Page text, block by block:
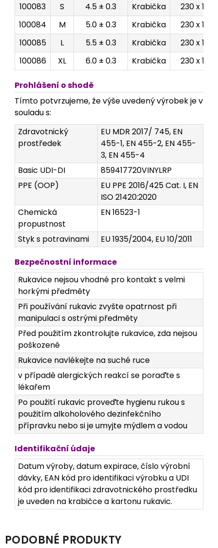
100083
S 4.5 ± 0.3 Krabička
230 x 125
100084
M 5.0 ± 0.3 Krabička
230 x 125
100085
L 5.5 ± 0.3 Krabička
230 x 125
100086
XL 6.0 ± 0.3 Krabička 230 x 125
Prohlášení o shodě
Tímto potvrzujeme, že výše uvedený výrobek je v
souladu s:
Zdravotnický
prostředek
EU MDR 2017/ 745, EN
455-1, EN 455-2, EN 455-
3, EN 455-4
Basic UDI-DI
859417720VINYLRP
PPE (OOP)
EU PPE 2016/425 Cat. I, EN
ISO 21420:2020
Chemická
propustnost
EN 16523-1
Styk s potravinami EU 1935/2004, EU 10/2011
Bezpečnostní informace
Rukavice nejsou vhodné pro kontakt s velmi
horkými předměty
Při používání rukavic zvyšte opatrnost při
manipulaci s ostrými předměty
Před použitím zkontrolujte rukavice, zda nejsou
poškozené
Rukavice navlékejte na suché ruce
v případě alergických reakcí se poraďte s
lékařem
Po použití rukavic proveďte hygienu rukou s
použitím alkoholového dezinfekčního
přípravku nebo si je umyjte mýdlem a vodou
Identifikační údaje
Datum výroby, datum expirace, číslo výrobní
dávky, EAN kód pro identifikaci výrobku a UDI
kód pro identifikaci zdravotnického prostředku
je uveden na krabičce a kartonu rukavic.
PODOBNÉ PRODUKTY